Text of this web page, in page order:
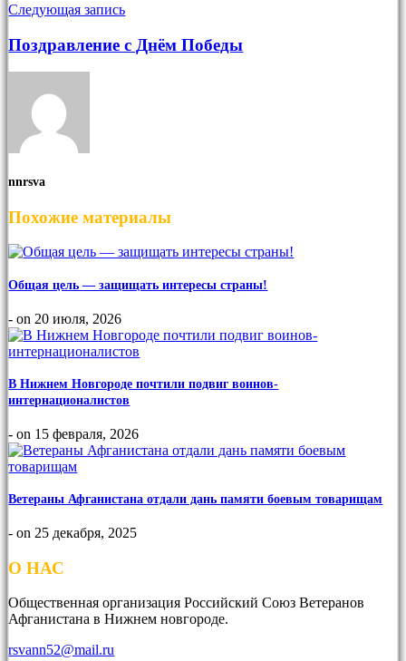
Следующая запись
Поздравление с Днём Победы
nnrsva
Похожие материалы
Общая цель — защищать интересы страны!
- on 20 июля, 2026
В Нижнем Новгороде почтили подвиг воинов-
интернационалистов
- on 15 февраля, 2026
Ветераны Афганистана отдали дань памяти боевым товарищам
- on 25 декабря, 2025
О НАС
Общественная организация Российский Союз Ветеранов
Афганистана в Нижнем новгороде.
rsvann52@mail.ru